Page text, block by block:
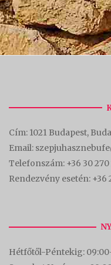
Cím: 1021 Budapest,
Email:
Telefonszám: +36 30
Rendezvény esetén: +36
Hétfőtől-Péntekig: